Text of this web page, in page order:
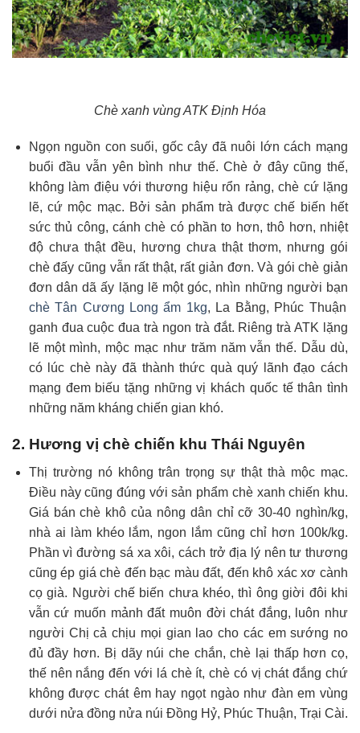
Chè xanh vùng ATK Định Hóa
Ngọn nguồn con suối, gốc cây đã nuôi lớn cách mạng
buổi đầu vẫn yên bình như thế. Chè ở đây cũng thế,
không làm điệu với thương hiệu rổn rảng, chè cứ lặng
lẽ, cứ mộc mạc. Bởi sản phẩm trà được chế biến hết
sức thủ công, cánh chè có phần to hơn, thô hơn, nhiệt
độ chưa thật đều, hương chưa thật thơm, nhưng gói
chè đấy cũng vẫn rất thật, rất giản đơn. Và gói chè giản
đơn dân dã ấy lặng lẽ một góc, nhìn những người bạn
chè Tân Cương Long ẩm 1kg, La Bằng, Phúc Thuận
ganh đua cuộc đua trà ngon trà đắt. Riêng trà ATK lặng
lẽ một mình, mộc mạc như trăm năm vẫn thế. Dẫu dù,
có lúc chè này đã thành thức quà quý lãnh đạo cách
mạng đem biếu tặng những vị khách quốc tế thân tình
những năm kháng chiến gian khó.
2. Hương vị chè chiến khu Thái Nguyên
Thị trường nó không trân trọng sự thật thà mộc mạc.
Điều này cũng đúng với sản phẩm chè xanh chiến khu.
Giá bán chè khô của nông dân chỉ cỡ 30-40 nghìn/kg,
nhà ai làm khéo lắm, ngon lắm cũng chỉ hơn 100k/kg.
Phần vì đường sá xa xôi, cách trở địa lý nên tư thương
cũng ép giá chè đến bạc màu đất, đến khô xác xơ cành
cọ già. Người chế biến chưa khéo, thì ông giời đôi khi
vẫn cứ muốn mảnh đất muôn đời chát đắng, luôn như
người Chị cả chịu mọi gian lao cho các em sướng no
đủ đầy hơn. Bị dãy núi che chắn, chè lại thấp hơn cọ,
thế nên nắng đến với lá chè ít, chè có vị chát đắng chứ
không được chát êm hay ngọt ngào như đàn em vùng
dưới nửa đồng nửa núi Đồng Hỷ, Phúc Thuận, Trại Cài.